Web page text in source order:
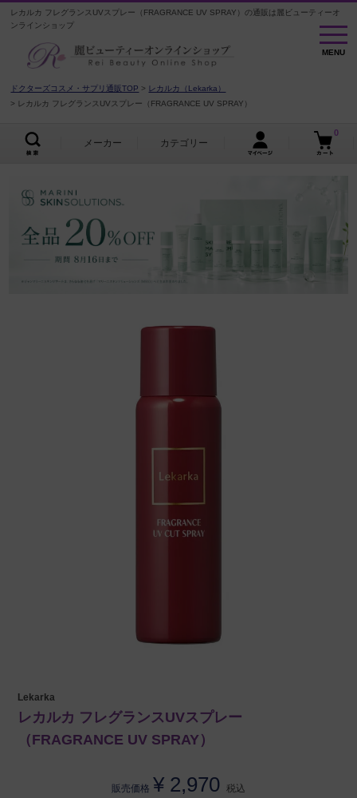
レカルカ フレグランスUVスプレー（FRAGRANCE UV SPRAY）の通販は麗ビューティーオ
ンラインショップ
MENU
MENU
ドクターズコスメ・サプリ通販TOP
レカルカ（Lekarka）
レカルカ フレグランスUVスプレー（FRAGRANCE UV SPRAY）
メーカー カテゴリー
0
Lekarka
レカルカ フレグランスUVスプレー
（FRAGRANCE UV SPRAY）
販売価格 ¥ 2,970 税込